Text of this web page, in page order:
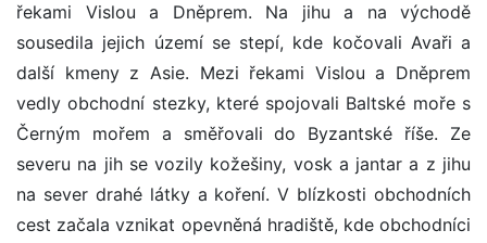
řekami Vislou a Dněprem. Na jihu a na východě
sousedila jejich území se stepí, kde kočovali Avaři a
další kmeny z Asie. Mezi řekami Vislou a Dněprem
vedly obchodní stezky, které spojovali Baltské moře s
Černým mořem a směřovali do Byzantské říše. Ze
severu na jih se vozily kožešiny, vosk a jantar a z jihu
na sever drahé látky a koření. V blízkosti obchodních
cest začala vznikat opevněná hradiště, kde obchodníci